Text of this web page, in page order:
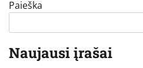
Paieška
Naujausi įrašai